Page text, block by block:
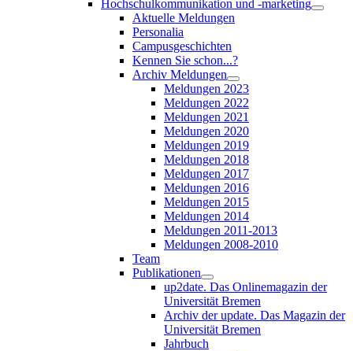
Hochschulkommunikation und -marketing
Aktuelle Meldungen
Personalia
Campusgeschichten
Kennen Sie schon...?
Archiv Meldungen
Meldungen 2023
Meldungen 2022
Meldungen 2021
Meldungen 2020
Meldungen 2019
Meldungen 2018
Meldungen 2017
Meldungen 2016
Meldungen 2015
Meldungen 2014
Meldungen 2011-2013
Meldungen 2008-2010
Team
Publikationen
up2date. Das Onlinemagazin der
Universität Bremen
Archiv der update. Das Magazin der
Universität Bremen
Jahrbuch